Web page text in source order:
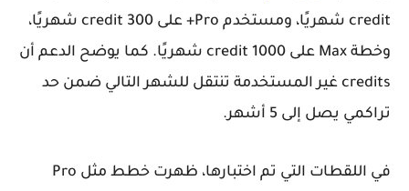
credit شهريًا، ومستخدم Pro+ على 300 credit شهريًا،
وخطة Max على 1000 credit شهريًا. كما يوضح الدعم أن
credits غير المستخدمة تنتقل للشهر التالي ضمن حد
تراكمي يصل إلى 5 أشهر.
في اللقطات التي تم اختبارها، ظهرت خطط مثل Pro